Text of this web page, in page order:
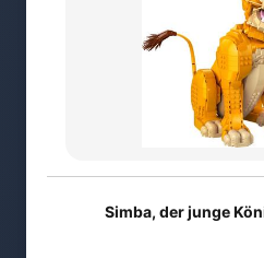
Simba, der junge